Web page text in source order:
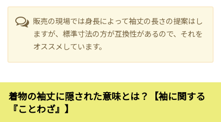
販売の現場では身長によって袖丈の長さの提案はし
ますが、標準寸法の方が互換性があるので、それを
オススメしています。
着物の袖丈に隠された意味とは？【袖に関する
『ことわざ』】